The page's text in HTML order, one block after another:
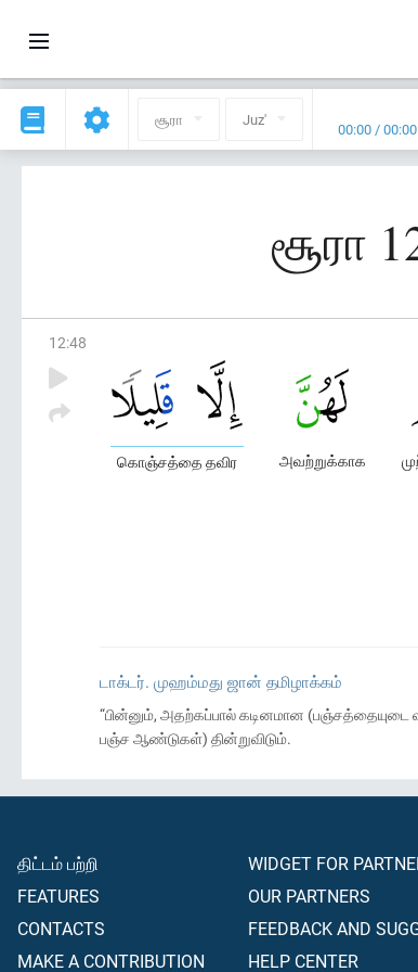
சூரா Juz' 00:00 /00:00
சூரா
12:48
அவற்றுக்காக
கொஞ்சத்தை தவிர
டாக்டர். முஹம்மது ஜான் தமிழாக்கம்
“பின்னும், அதற்கப்பால் கடினமான
பஞ்ச ஆண்டுகள்) தின்றுவிடும்.
திட்டம் பற்றி
FEATURES
CONTACTS
MAKE A CONTRIBUTION
WIDGET FOR
OUR PARTNERS
FEEDBACK AND
HELP CENTER